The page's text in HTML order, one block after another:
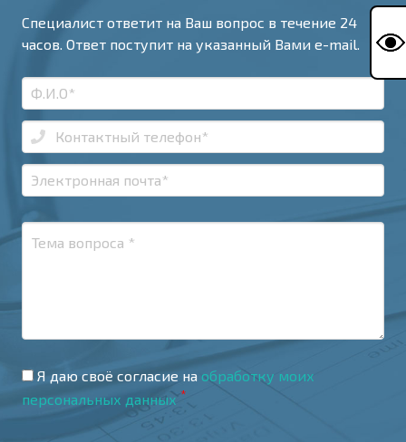
Специалист ответит на Ваш вопрос в течение 24
часов. Ответ поступит на указанный Вами e-mail.
Я даю своё согласие на обработку моих
персональных данных *